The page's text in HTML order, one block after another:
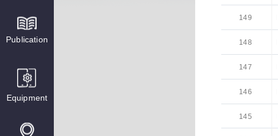
Publication
Equipment
149
148
147
146
145